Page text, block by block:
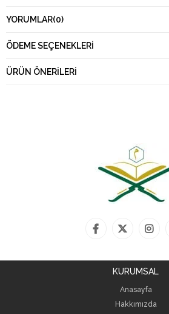
YORUMLAR(0)
ÖDEME SEÇENEKLERI
ÜRÜN ÖNERILERI
KURUMSAL
Anasayfa
Hakkımızda